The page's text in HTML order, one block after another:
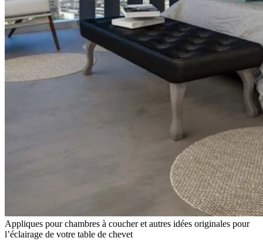
Appliques pour chambres à coucher et autres idées originales pour
l’éclairage de votre table de chevet